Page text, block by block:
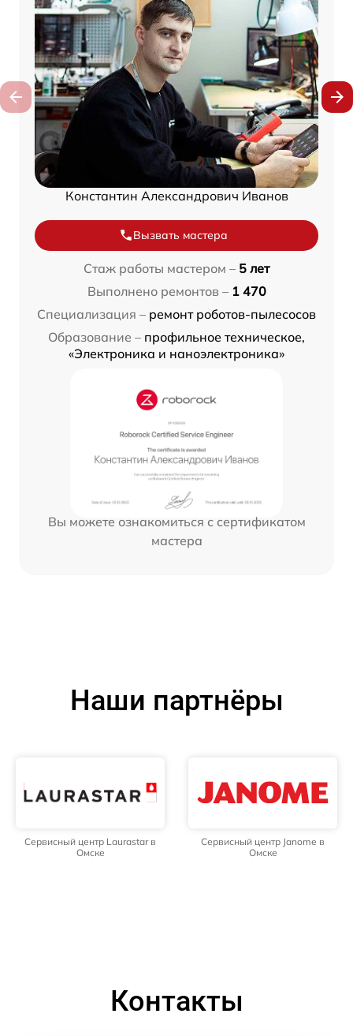
Константин Александрович Иванов
Вызвать мастера
Стаж работы мастером – 5 лет
Выполнено ремонтов – 1 470
Специализация – ремонт роботов-пылесосов
Образование – профильное техническое,
«Электроника и наноэлектроника»
Вы можете ознакомиться с сертификатом
мастера
Наши партнёры
Сервисный центр Laurastar в
Омске
Сервисный центр Janome в
Омске
Контакты